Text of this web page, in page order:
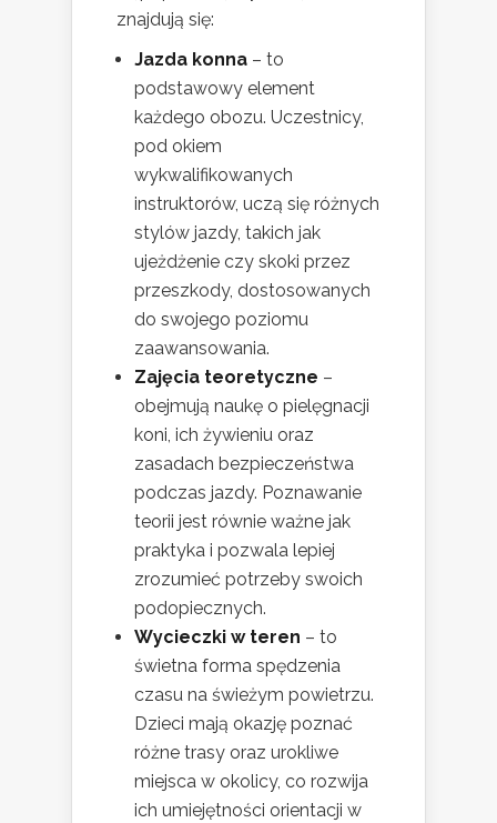
znajdują się:
Jazda konna – to
podstawowy element
każdego obozu. Uczestnicy,
pod okiem
wykwalifikowanych
instruktorów, uczą się różnych
stylów jazdy, takich jak
ujeżdżenie czy skoki przez
przeszkody, dostosowanych
do swojego poziomu
zaawansowania.
Zajęcia teoretyczne –
obejmują naukę o pielęgnacji
koni, ich żywieniu oraz
zasadach bezpieczeństwa
podczas jazdy. Poznawanie
teorii jest równie ważne jak
praktyka i pozwala lepiej
zrozumieć potrzeby swoich
podopiecznych.
Wycieczki w teren – to
świetna forma spędzenia
czasu na świeżym powietrzu.
Dzieci mają okazję poznać
różne trasy oraz urokliwe
miejsca w okolicy, co rozwija
ich umiejętności orientacji w